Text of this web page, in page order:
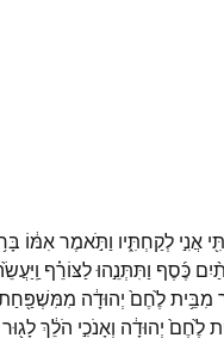
אֲנִ֣י לְקַחְתִּ֑יו וַתֹּ֣אמֶראִמּ֔וֹ
כֶּ֜סֶף וַתִּתְּנֵ֣הוּלַצּוֹרֵ֗ף
מִבֵּ֥יתלֶ֙חֶם֙ יְהוּדָ֔ה
לֶ֙חֶם֙ יְהוּדָ֔ה וְאָנֹכִ֣י הֹלֵ֔ךְלָג֖וּר